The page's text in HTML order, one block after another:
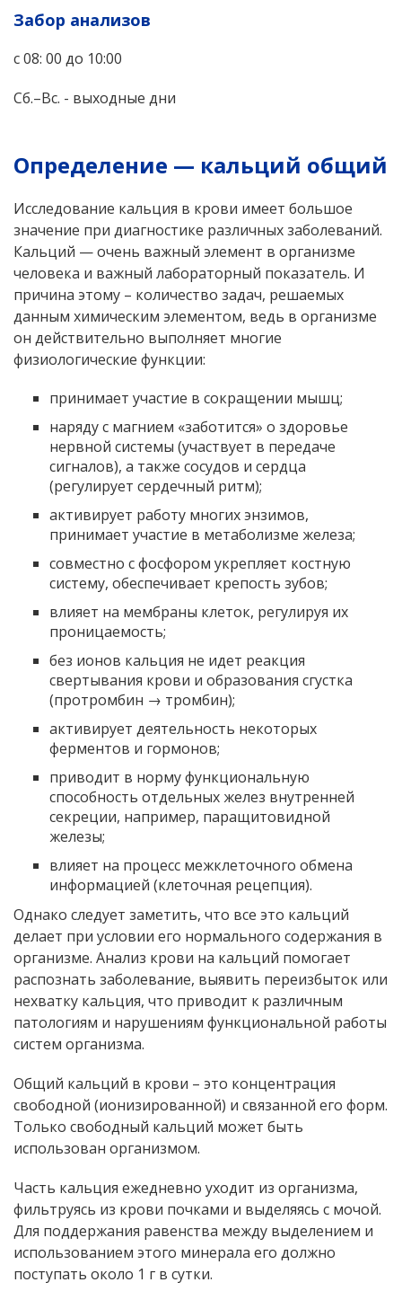
Забор анализов
с 08: 00 до 10:00
Сб.–Вс. - выходные дни
Определение — кальций общий
Исследование кальция в крови имеет большое
значение при диагностике различных заболеваний.
Кальций — очень важный элемент в организме
человека и важный лабораторный показатель. И
причина этому – количество задач, решаемых
данным химическим элементом, ведь в организме
он действительно выполняет многие
физиологические функции:
принимает участие в сокращении мышц;
наряду с магнием «заботится» о здоровье
нервной системы (участвует в передаче
сигналов), а также сосудов и сердца
(регулирует сердечный ритм);
активирует работу многих энзимов,
принимает участие в метаболизме железа;
совместно с фосфором укрепляет костную
систему, обеспечивает крепость зубов;
влияет на мембраны клеток, регулируя их
проницаемость;
без ионов кальция не идет реакция
свертывания крови и образования сгустка
(протромбин → тромбин);
активирует деятельность некоторых
ферментов и гормонов;
приводит в норму функциональную
способность отдельных желез внутренней
секреции, например, паращитовидной
железы;
влияет на процесс межклеточного обмена
информацией (клеточная рецепция).
Однако следует заметить, что все это кальций
делает при условии его нормального содержания в
организме. Анализ крови на кальций помогает
распознать заболевание, выявить переизбыток или
нехватку кальция, что приводит к различным
патологиям и нарушениям функциональной работы
систем организма.
Общий кальций в крови – это концентрация
свободной (ионизированной) и связанной его форм.
Только свободный кальций может быть
использован организмом.
Часть кальция ежедневно уходит из организма,
фильтруясь из крови почками и выделяясь с мочой.
Для поддержания равенства между выделением и
использованием этого минерала его должно
поступать около 1 г в сутки.